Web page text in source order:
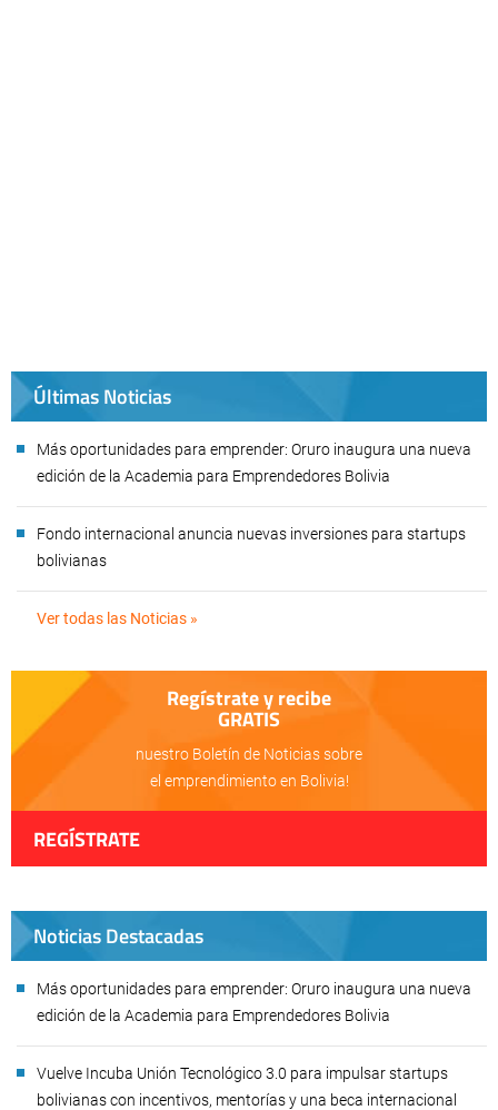
Últimas Noticias
Más oportunidades para emprender: Oruro inaugura una nueva
edición de la Academia para Emprendedores Bolivia
Fondo internacional anuncia nuevas inversiones para startups
bolivianas
Ver todas las Noticias »
Regístrate y recibe
GRATIS
nuestro Boletín de Noticias sobre
el emprendimiento en Bolivia!
REGÍSTRATE
Noticias Destacadas
Más oportunidades para emprender: Oruro inaugura una nueva
edición de la Academia para Emprendedores Bolivia
Vuelve Incuba Unión Tecnológico 3.0 para impulsar startups
bolivianas con incentivos, mentorías y una beca internacional